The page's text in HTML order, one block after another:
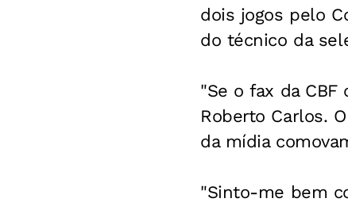
dois jogos pelo
do técnico da
"Se o fax da
Roberto Carlos.
da mídia
"Sinto-me bem